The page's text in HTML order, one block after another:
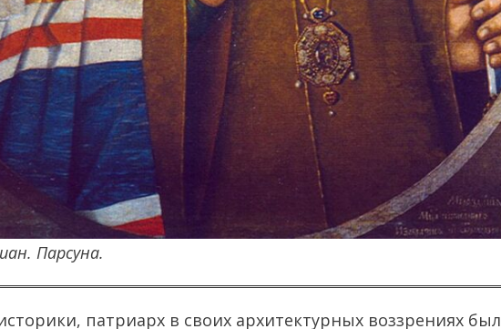
Парсуна.
патриарх в своих архитектурных воззрениях был